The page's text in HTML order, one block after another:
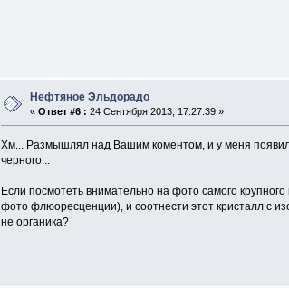
Нефтяное Эльдорадо
«Ответ #6 : 24 Сентября 2013, 17:27:39 »
Хм... Размышлял над Вашим коментом, и у меня
черного...
Если посмотеть внимательно на фото самого
фото флюоресценции), и соотнести этот кристалл с
не органика?